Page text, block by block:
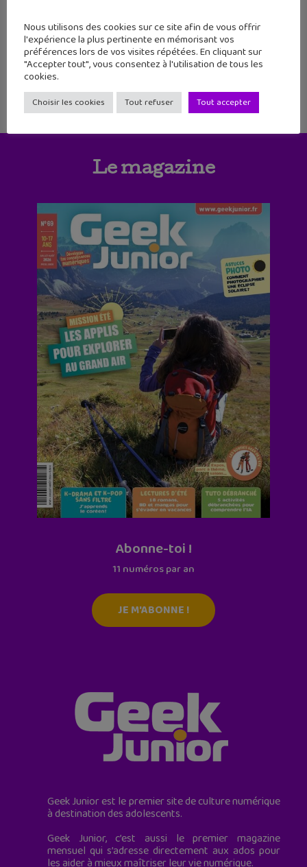
45 46 47 48 49 50 51
52
Le magazine
Abonne-toi !
11 numéros par an
JE M'ABONNE !
Geek Junior est le premier site de culture numérique
à destination des adolescents.
Geek Junior, c’est aussi le premier magazine
mensuel qui s’adresse directement aux ados pour
les aider à mieux maîtriser leur vie numérique.
Nous utilisons des cookies sur ce site afin de vous offrir
l'expérience la plus pertinente en mémorisant vos
préférences lors de vos visites répétées. En cliquant sur
"Accepter tout", vous consentez à l'utilisation de tous les
cookies.
Choisir les cookies Tout refuser Tout accepter